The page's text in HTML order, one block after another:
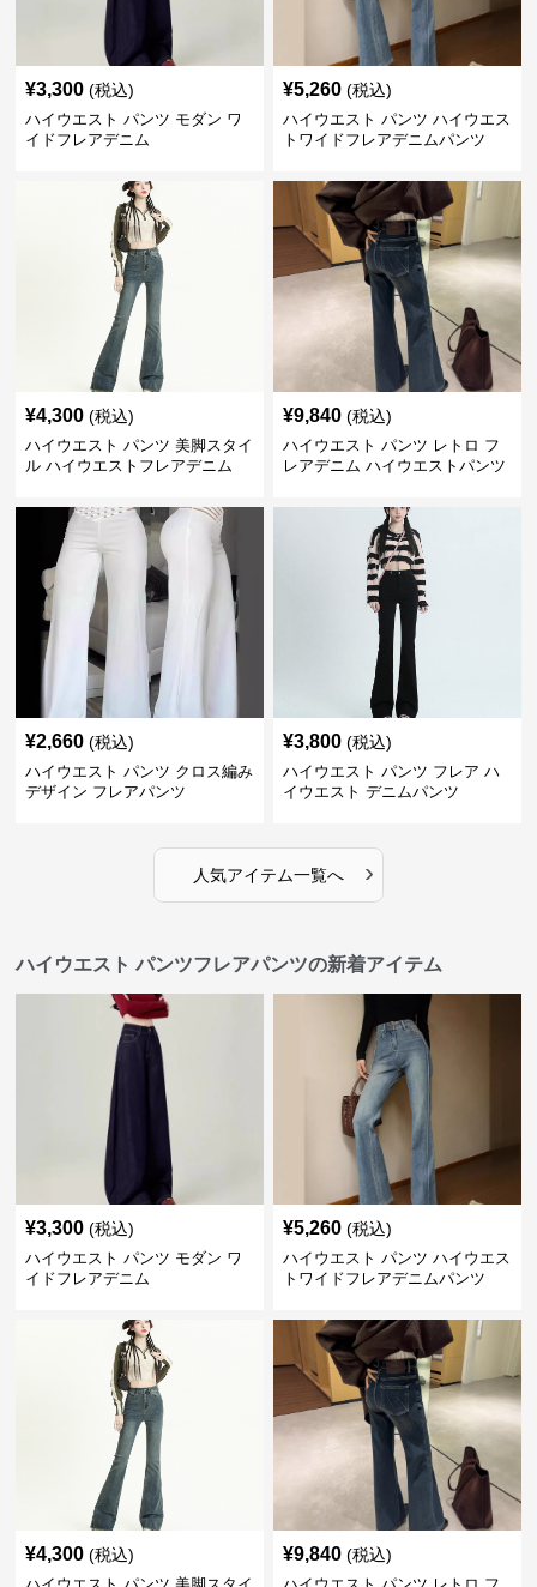
¥3,300 (税込)
ハイウエスト パンツ モダン ワ
イドフレアデニム
¥5,260 (税込)
ハイウエスト パンツ ハイウエス
トワイドフレアデニムパンツ
¥4,300 (税込)
ハイウエスト パンツ 美脚スタイ
ル ハイウエストフレアデニム
¥9,840 (税込)
ハイウエスト パンツ レトロ フ
レアデニム ハイウエストパンツ
¥2,660 (税込)
ハイウエスト パンツ クロス編み
デザイン フレアパンツ
¥3,800 (税込)
ハイウエスト パンツ フレア ハ
イウエスト デニムパンツ
人気アイテム一覧へ ›
ハイウエスト パンツフレアパンツの新着アイテム
¥3,300 (税込)
ハイウエスト パンツ モダン ワ
イドフレアデニム
¥5,260 (税込)
ハイウエスト パンツ ハイウエス
トワイドフレアデニムパンツ
¥4,300 (税込) ¥9,840 (税込)